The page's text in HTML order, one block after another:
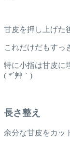
甘皮を押し上げた
これだけだもすっ
特に小指は甘皮に
( *´艸｀)
長さ整え
余分な甘皮をカッ